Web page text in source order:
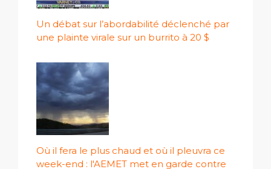
Un débat sur l’abordabilité déclenché par
une plainte virale sur un burrito à 20 $
Où il fera le plus chaud et où il pleuvra ce
week-end : l'AEMET met en garde contre